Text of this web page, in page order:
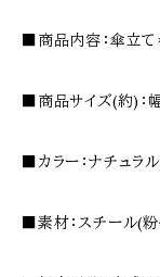
■商品内容：傘立て
■商品サイズ(約)：
■カラー：ナチュラル
■素材：スチール(